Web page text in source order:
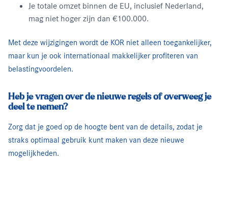
Je totale omzet binnen de EU, inclusief Nederland,
mag niet hoger zijn dan €100.000.
Met deze wijzigingen wordt de KOR niet alleen toegankelijker,
maar kun je ook internationaal makkelijker profiteren van
belastingvoordelen.
Heb je vragen over de nieuwe regels of overweeg je
deel te nemen?
Zorg dat je goed op de hoogte bent van de details, zodat je
straks optimaal gebruik kunt maken van deze nieuwe
mogelijkheden.